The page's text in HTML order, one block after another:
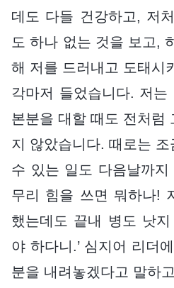
데도 다들 건강하고, 저
도 하나 없는 것을 보고,
해 저를 드러내고 도태시
각마저 들었습니다. 저는
본분을 대할 때도 전처럼
지 않았습니다. 때로는
수 있는 일도 다음날까지
무리 힘을 쓰면 뭐하나!
했는데도 끝내 병도 낫
야 하다니.’ 심지어 리더
분을 내려놓겠다고 말하